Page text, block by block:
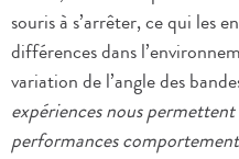
souris à s’arrêter, ce qui les
différences dans
variation de l’angle des
expériences nous
performances